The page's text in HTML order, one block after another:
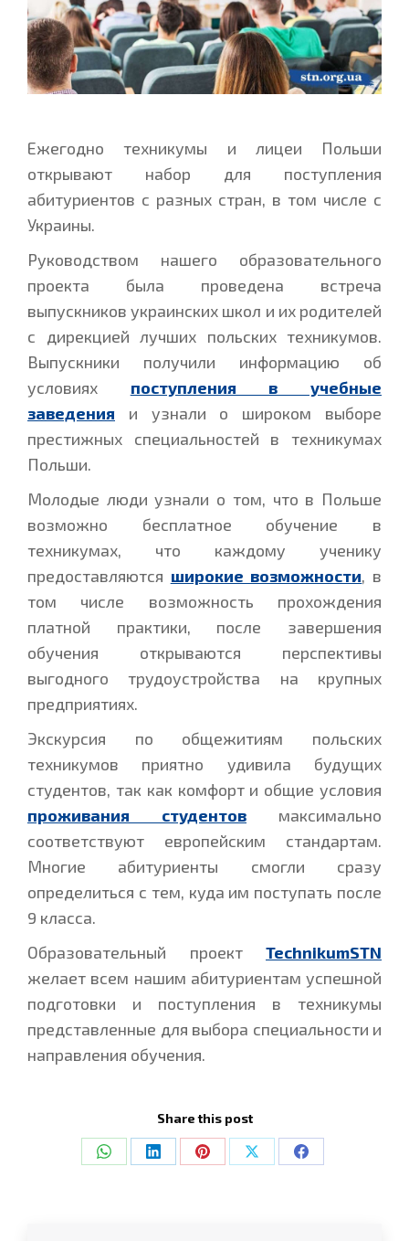
Ежегодно техникумы и лицеи Польши
открывают набор для поступления
абитуриентов с разных стран, в том числе с
Украины.
Руководством нашего образовательного
проекта была проведена встреча
выпускников украинских школ и их родителей
с дирекцией лучших польских техникумов.
Выпускники получили информацию об
условиях поступления в учебные
заведения и узнали о широком выборе
престижных специальностей в техникумах
Польши.
Молодые люди узнали о том, что в Польше
возможно бесплатное обучение в
техникумах, что каждому ученику
предоставляются широкие возможности, в
том числе возможность прохождения
платной практики, после завершения
обучения открываются перспективы
выгодного трудоустройства на крупных
предприятиях.
Экскурсия по общежитиям польских
техникумов приятно удивила будущих
студентов, так как комфорт и общие условия
проживания студентов максимально
соответствуют европейским стандартам.
Многие абитуриенты смогли сразу
определиться с тем, куда им поступать после
9 класса.
Образовательный проект TechnikumSTN
желает всем нашим абитуриентам успешной
подготовки и поступления в техникумы
представленные для выбора специальности и
направления обучения.
Share this post
Share
Share
Share
Share
Share